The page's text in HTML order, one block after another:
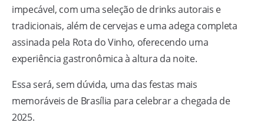
impecável, com uma seleção de drinks autorais e
tradicionais, além de cervejas e uma adega completa
assinada pela Rota do Vinho, oferecendo uma
experiência gastronômica à altura da noite.
Essa será, sem dúvida, uma das festas mais
memoráveis de Brasília para celebrar a chegada de
2025.